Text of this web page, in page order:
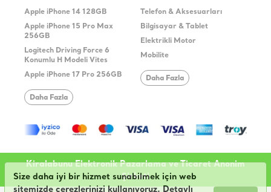
Size daha iyi bir hizmet sunabilmek için web
sitemizde çerezlerinizi kullanıyoruz. Detaylı
Apple iPhone 14 128GB
Apple iPhone 15 Pro Max
256GB
Logitech Driving Force 6
Konumlu H Modeli Vites
Apple iPhone 17 Pro 256GB
Daha Fazla
Telefon & Aksesuarları
Bilgisayar & Tablet
Elektrikli Motor
Mobilite
Daha Fazla
Kiralabunu Elektronik Pazarlama ve Ticaret Anonim
Şirketi